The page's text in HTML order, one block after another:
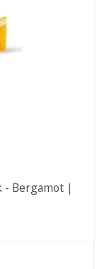
- Bergamot |